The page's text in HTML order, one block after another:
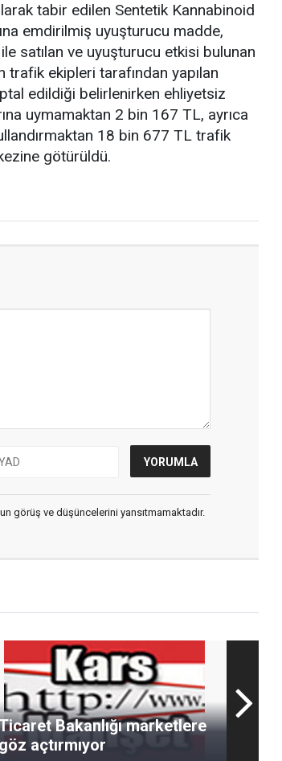
tabir edilen Sentetik Kannabinoid
emdirilmiş uyuşturucu madde,
satılan ve uyuşturucu etkisi bulunan
ekipleri tarafından yapılan
edildiği belirlenirken ehliyetsiz
uymamaktan 2 bin 167 TL, ayrıca
18 bin 677 TL trafik
götürüldü.
görüş ve düşüncelerini yansıtmamaktadır.
Bakanlığı marketlere
göz açtırmıyor